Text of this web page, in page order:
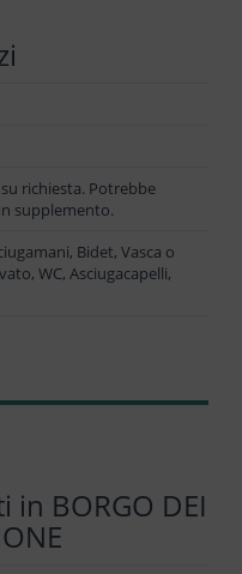
richiesta. Potrebbe
supplemento.
Bidet, Vasca o
WC, Asciugacapelli,
BORGO DEI